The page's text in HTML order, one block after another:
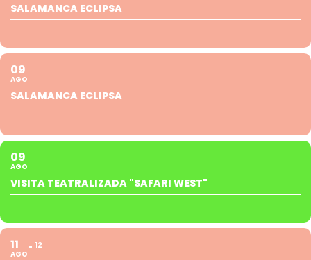
SALAMANCA ECLIPSA
09
AGO
SALAMANCA ECLIPSA
09
AGO
VISITA TEATRALIZADA "SAFARI WEST"
11
AGO
12